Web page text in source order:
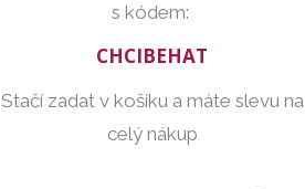
s kódem:
CHCIBEHAT
Stačí zadat v košíku a máte slevu na
celý nákup